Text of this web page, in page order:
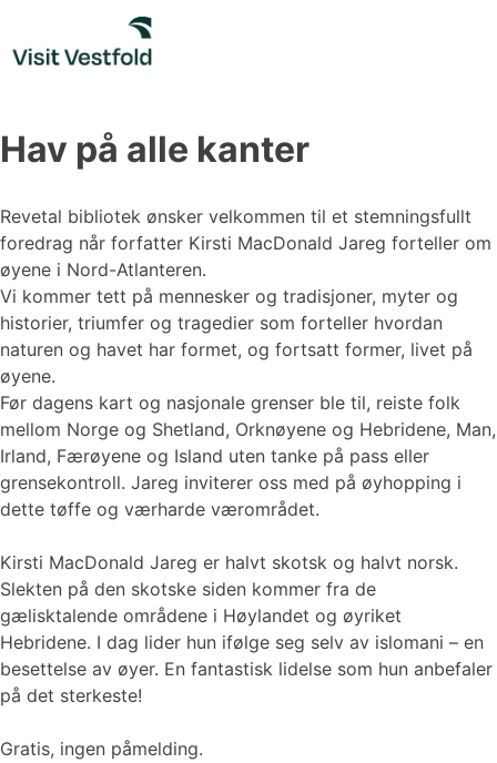
content
Hav på alle kanter
Revetal bibliotek ønsker velkommen til et stemningsfullt
foredrag når forfatter Kirsti MacDonald Jareg forteller om
øyene i Nord-Atlanteren.
Vi kommer tett på mennesker og tradisjoner, myter og
historier, triumfer og tragedier som forteller hvordan
naturen og havet har formet, og fortsatt former, livet på
øyene.
Før dagens kart og nasjonale grenser ble til, reiste folk
mellom Norge og Shetland, Orknøyene og Hebridene, Man,
Irland, Færøyene og Island uten tanke på pass eller
grensekontroll. Jareg inviterer oss med på øyhopping i
dette tøffe og værharde værområdet.
Kirsti MacDonald Jareg er halvt skotsk og halvt norsk.
Slekten på den skotske siden kommer fra de
gælisktalende områdene i Høylandet og øyriket
Hebridene. I dag lider hun ifølge seg selv av islomani – en
besettelse av øyer. En fantastisk lidelse som hun anbefaler
på det sterkeste!
Gratis, ingen påmelding.